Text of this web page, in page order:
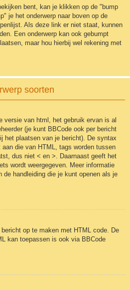
bent, kan je klikken op de "bump
je het onderwerp naar boven op de
Als deze link er niet staat, kunnen
Een onderwerp kan ook gebumpt
maar hou hierbij wel rekening met
soorten
versie van html, het gebruik ervan is al
(je kunt BBCode ook per bericht
het plaatsen van je bericht). De syntax
die van HTML, tags worden tussen
dus niet < en >. Daarnaast geeft het
wordt weergegeven. Meer informatie
de handleiding die je kunt openen als je
op te maken met HTML code. De
kan toepassen is ook via BBCode